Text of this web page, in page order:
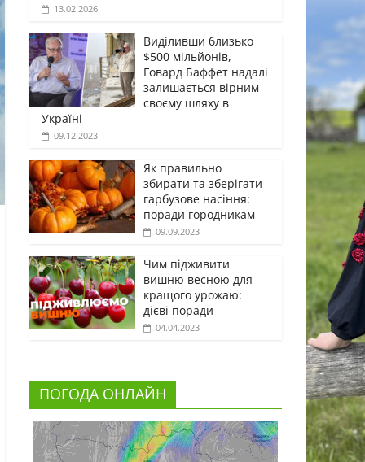
13.02.2026
Виділивши близько
$500 мільйонів,
Говард Баффет надалі
залишається вірним
своєму шляху в
Україні
09.12.2023
Як правильно
збирати та зберігати
гарбузове насіння:
поради городникам
09.09.2023
Чим підживити
вишню весною для
кращого урожаю:
дієві поради
04.04.2023
ПОГОДА ОНЛАЙН